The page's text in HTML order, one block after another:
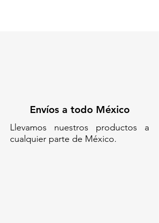
Envíos a todo México
Llevamos nuestros productos a
cualquier parte de México.